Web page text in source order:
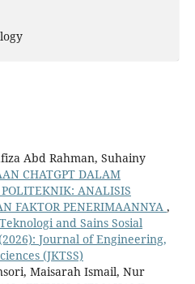
Abd Rahman, Suhainy
CHATGPT DALAM
ANALISIS
FAKTOR PENERIMAANNYA ,
and Sains Sosial
Journal of Engineering,
(JKTSS)
Maisarah Ismail, Nur